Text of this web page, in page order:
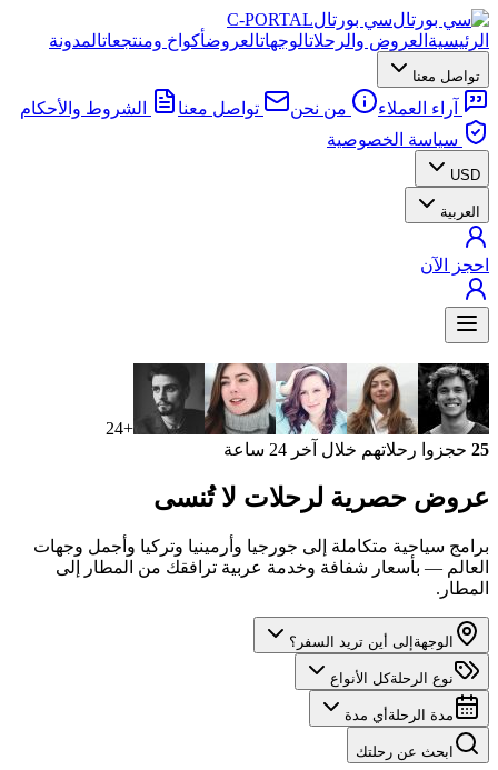
سي بورتالC-PORTAL
الرئيسية العروض والرحلاتالوجهاتالعروضأكواخ ومنتجعاتالمدونة
تواصل معنا
آراء العملاء من نحن تواصل معنا
الشروط والأحكام
سياسة الخصوصية
USD
العربية
احجز الآن
+24
25 حجزوا رحلاتهم خلال آخر 24 ساعة
عروض حصرية لرحلات لا تُنسى
برامج سياحية متكاملة إلى جورجيا وأرمينيا وتركيا وأجمل وجهات
العالم — بأسعار شفافة وخدمة عربية ترافقك من المطار إلى
المطار.
الوجهة إلى أين تريد السفر؟
نوع الرحلةكل الأنواع
مدة الرحلة أي مدة
ابحث عن رحلتك